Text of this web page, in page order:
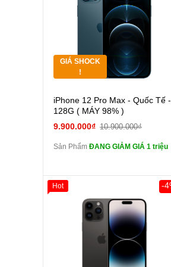
các Phụ Kiện Khác
GIÁ SHOCK
!
Cường lực 10D full
màn
tai nghe iPhone 6S
tai nghe iPhone X
Pin dự phòng và
các Phụ Kiện Khác
iPhone 12 Pro Max - Quốc Tế -
128G ( MÁY 98% )
9.900.000₫ 10.900.000₫
Sản Phẩm ĐANG GIẢM GIÁ 1 triệu
-
Hot